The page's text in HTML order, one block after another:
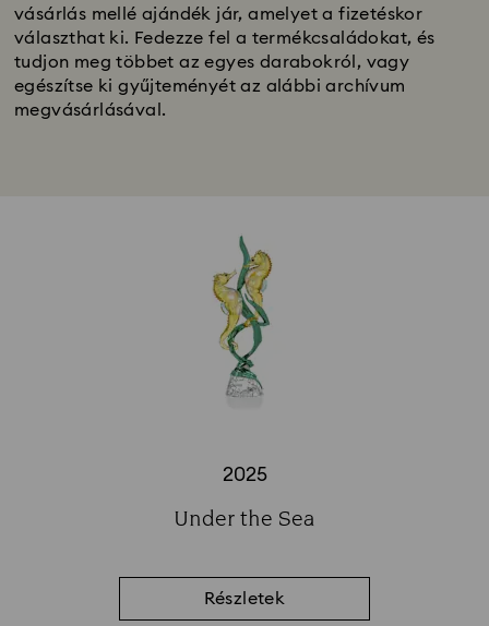
vásárlás mellé ajándék jár, amelyet a fizetéskor
választhat ki. Fedezze fel a termékcsaládokat, és
tudjon meg többet az egyes darabokról, vagy
egészítse ki gyűjteményét az alábbi archívum
megvásárlásával.
2025
Under the Sea
Részletek